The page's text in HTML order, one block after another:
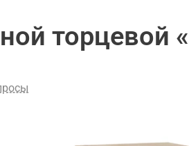
торцевой